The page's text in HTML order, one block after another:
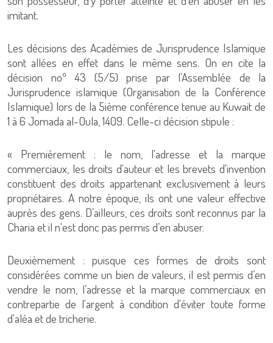
imitant.
Les décisions des Académies de Jurisprudence Islamique
sont allées en effet dans le même sens. On en cite la
décision noº 43 (5/5) prise par l’Assemblée de la
Jurisprudence islamique (Organisation de la Conférence
Islamique) lors de la 5ième conférence tenue au Kuwait de
1 à 6 Jomada al-Oula, 1409. Celle-ci décision stipule :
« Premièrement : le nom, l'adresse et la marque
commerciaux, les droits d'auteur et les brevets d'invention
constituent des droits appartenant exclusivement à leurs
propriétaires. A notre époque, ils ont une valeur effective
auprès des gens. D’ailleurs, ces droits sont reconnus par la
Charia et il n'est donc pas permis d’en abuser.
Deuxièmement : puisque ces formes de droits sont
considérées comme un bien de valeurs, il est permis d’en
vendre le nom, l’adresse et la marque commerciaux en
contrepartie de l'argent à condition d'éviter toute forme
d'aléa et de tricherie.